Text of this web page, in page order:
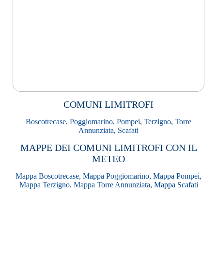
COMUNI LIMITROFI
Boscotrecase, Poggiomarino, Pompei, Terzigno, Torre
Annunziata, Scafati
MAPPE DEI COMUNI LIMITROFI CON IL
METEO
Mappa Boscotrecase, Mappa Poggiomarino, Mappa Pompei,
Mappa Terzigno, Mappa Torre Annunziata, Mappa Scafati